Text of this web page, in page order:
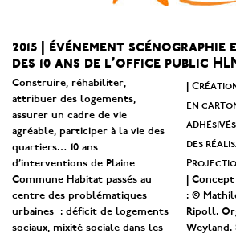
2015 | événement
des 10 ans de l’office public
Construire, réhabiliter,
attribuer des logements,
assurer un cadre de vie
agréable, participer à la vie des
quartiers… 10 ans
d’interventions de Plaine
Commune Habitat passés au
centre des problématiques
urbaines : déficit de logements
sociaux, mixité sociale dans les
|
en
des
|
: ©
Ripoll.
Weyland.